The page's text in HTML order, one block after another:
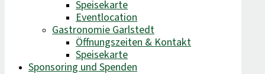
Speisekarte
Eventlocation
Gastronomie Garlstedt
Öffnungszeiten & Kontakt
Speisekarte
Sponsoring und Spenden